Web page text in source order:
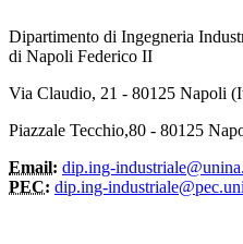
Dipartimento di Ingegneria
di Napoli Federico II
Via Claudio, 21 - 80125 Napoli
Piazzale Tecchio,80 - 80125
Email: dip.ing-
PEC: dip.ing-